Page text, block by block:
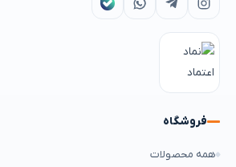
فروشگاه
همه محصولات